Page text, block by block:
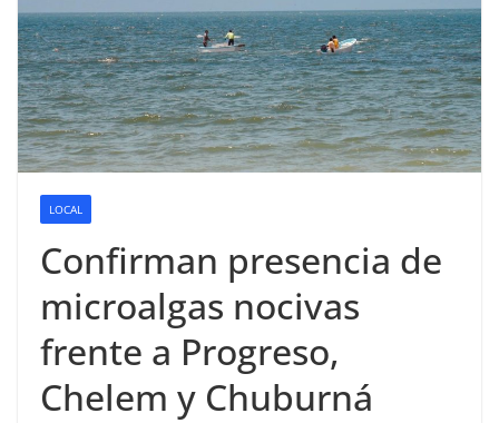
LOCAL
Confirman presencia de
microalgas nocivas
frente a Progreso,
Chelem y Chuburná